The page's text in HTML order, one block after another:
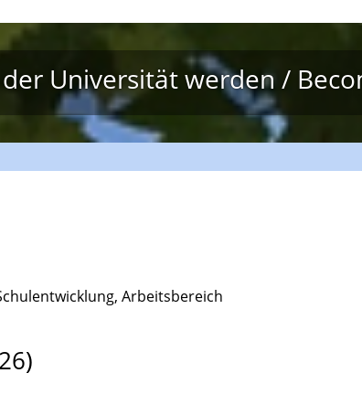
der Universität werden /
Arbeitsbereich